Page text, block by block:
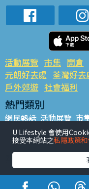
活動展覽 市集 開倉
元朗好去處 荃灣好去
戶外郊遊 社會福利
熱門類別
網民熱話 活動展覽 市
銅鑼灣好去處 元朗好
餐廳情報 戶外郊遊
熱門標籤
#UGO搵好去處 #人氣
#親子玩樂好去處
U Lifestyle 會使用
接受本網站之私隱政策